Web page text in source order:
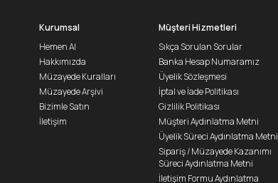
Kurumsal
Hemen Al
Hakkımızda
Müzayede Kuralları
Müzayede Arşivi
Bizimle Satın
İletişim
Müşteri Hizmetleri
Sıkça Sorulan Sorular
Banka Hesap Numaramız
Üyelik Sözleşmesi
İptal ve İade Politikası
Gizlilik Politikası
Müşteri Aydınlatma Metni
Üyelik Süreci Aydınlatma Metni
Sipariş / Müzayede Kazanımı
Süreci Aydınlatma Metni
İletişim Formu Aydınlatma